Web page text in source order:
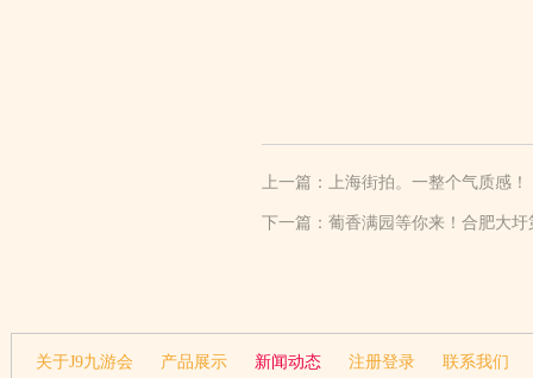
上一篇： 上海街拍。一整个气质感！
下一篇： 葡香满园等你来！合肥大
关于J9九游会 产品展示 新闻动态 注册登录 联系我们